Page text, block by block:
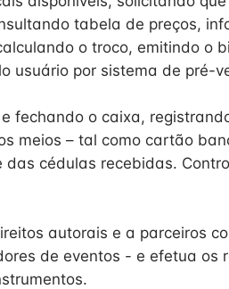
tabela de preços,
o troco, emitindo o
usuário por sistema de pré-
fechando o caixa,
meios – tal como cartão
cédulas recebidas.
autorais e a parceiros
de eventos - e efetua os